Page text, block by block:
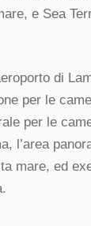
e Sea
di
per le
per le
l’area
mare, ed